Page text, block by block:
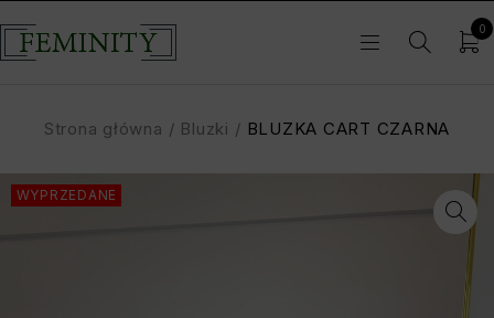
0
Strona główna / Bluzki / BLUZKA CART CZARNA
WYPRZEDANE